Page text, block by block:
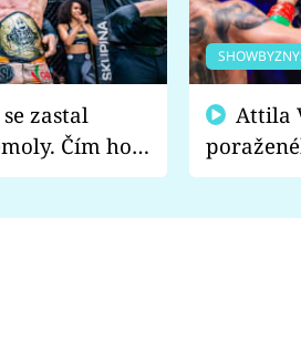
Čím ho
chce